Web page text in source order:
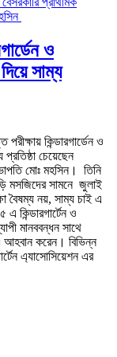
ও
সাম্য
কিন্ডারগার্ডেন ও
চেয়েছেন
মোঃ মহসিন। তিনি
মসজিদের সামনে জুলাই
বৈষম্য নয়, সাম্য চাই এ
কিন্ডারগার্টেন ও
মানববন্ধন সাথে
আহবান করেন। বিভিন্ন
এ্যাসোসিয়েশন এর